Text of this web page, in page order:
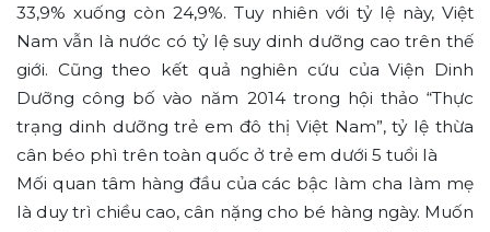
33,9% xuống còn 24,9%. Tuy nhiên với tỷ lệ này, Việt
Nam vẫn là nước có tỷ lệ suy dinh dưỡng cao trên thế
giới. Cũng theo kết quả nghiên cứu của Viện Dinh
Dưỡng công bố vào năm 2014 trong hội thảo “Thực
trạng dinh dưỡng trẻ em đô thị Việt Nam”, tỷ lệ thừa
cân béo phì trên toàn quốc ở trẻ em dưới 5 tuổi là
Mối quan tâm hàng đầu của các bậc làm cha làm mẹ
là duy trì chiều cao, cân nặng cho bé hàng ngày. Muốn